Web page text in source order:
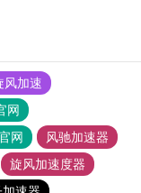
风加速
网
网
风驰加速器
旋风加速度器